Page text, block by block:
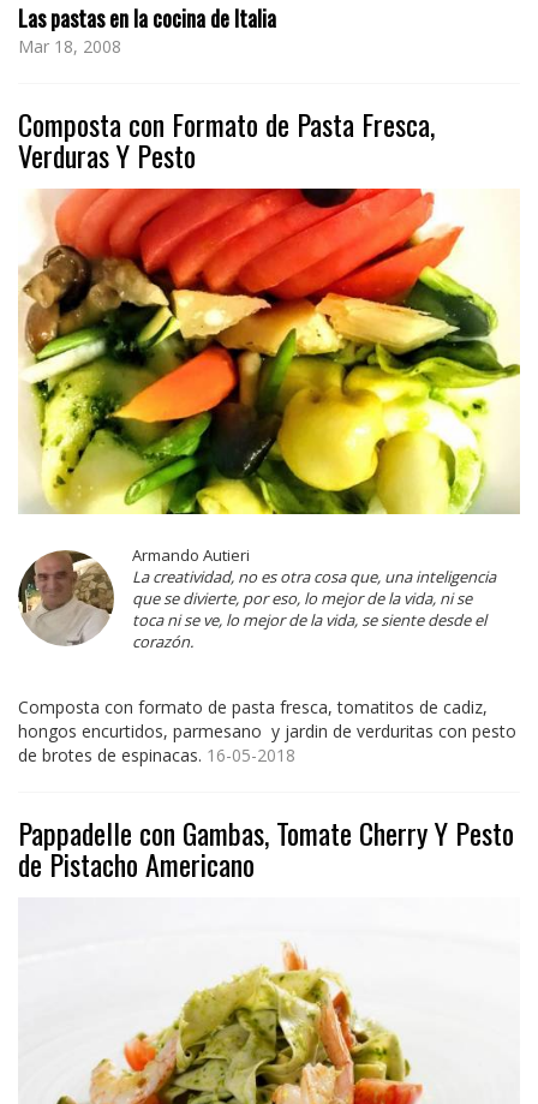
Las pastas en la cocina de Italia
Mar 18, 2008
Composta con Formato de Pasta Fresca,
Verduras Y Pesto
Armando Autieri
La creatividad, no es otra cosa que, una inteligencia
que se divierte, por eso, lo mejor de la vida, ni se
toca ni se ve, lo mejor de la vida, se siente desde el
corazón.
Composta con formato de pasta fresca, tomatitos de cadiz,
hongos encurtidos, parmesano y jardin de verduritas con pesto
de brotes de espinacas. 16-05-2018
Pappadelle con Gambas, Tomate Cherry Y Pesto
de Pistacho Americano